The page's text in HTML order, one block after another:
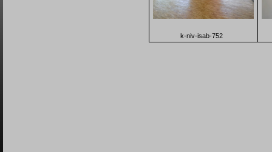
k-niv-isab-752